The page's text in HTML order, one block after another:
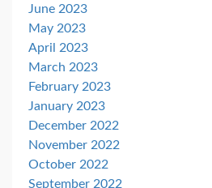
June 2023
May 2023
April 2023
March 2023
February 2023
January 2023
December 2022
November 2022
October 2022
September 2022